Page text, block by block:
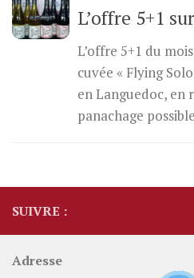
L’offre 5+1
L’offre 5+1 du
cuvée « Flying
en Languedoc, en
panachage
SUIVRE :
Adresse